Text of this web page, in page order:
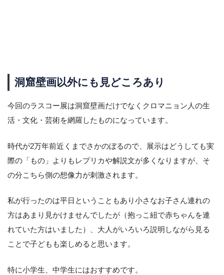
洞窟壁画以外にも見どころあり
今回のラスコー展は洞窟壁画だけでなくクロマニョン人の生
活・文化・芸術を網羅したものになっています。
時代が2万年前近くまでさかのぼるので、展示はどうしても実
際の「もの」よりもレプリカや解説文が多くなりますが、そ
の分こちら側の想像力が刺激されます。
私が行ったのは平日ということもあり小さなお子さん連れの
方はあまり見かけませんでしたが（抱っこ紐で赤ちゃんを連
れていた方はいました）、大人がいろいろ説明しながら見る
ことで子どもも楽しめると思います。
特に小学生、中学生にはおすすめです。